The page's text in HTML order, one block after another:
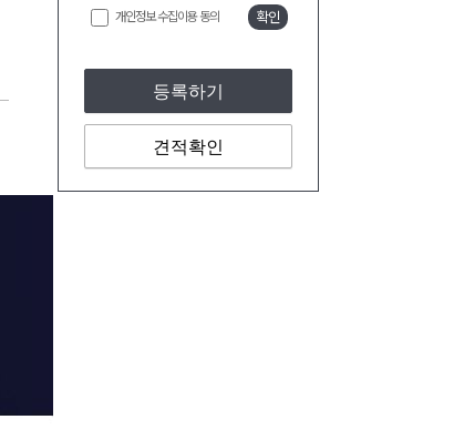
개인정보 수집이용 동의 확인
등록하기
견적확인